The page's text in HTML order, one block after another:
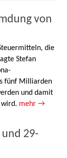
von
die
Stefan
fünf Milliarden
und damit
wird. mehr →
29-